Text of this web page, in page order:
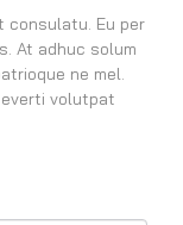
consulatu. Eu per
At adhuc solum
ne mel.
everti volutpat